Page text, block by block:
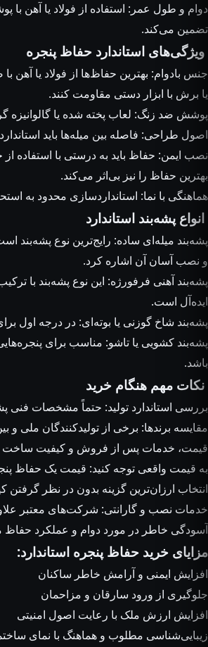
دوام و طول عمر: استفاده از فولاد یا آهن با
تضمین می‌کند.
ویژگی‌های استاندارد حفاظ پنجره
جنس بادوام: بهترین حفاظ‌ها از فولاد یا آهن
یا برش با ابزار دستی مقاومت کنند.
پوشش ضد زنگ: لعاب پخته شده یا
اصول طراحی: فاصله بین میله‌ها باید
نصب ایمن: حفاظ باید به درستی با استفاده
بهترین حفاظ را نیز بی‌اثر می‌کند.
هماهنگی با نما: استانداردسازی محدود به
انواع پشه‌بند استاندارد
پشه‌بند میله‌ای ساده: رایج‌ترین نوع
و نصب آسان آن اشاره کرد.
پشه‌بند آهنی فرفورژه: این نوع پشه‌بند با
ایده‌آل است.
پشه‌بند شاخ گوزنی یا بوته‌ای: در درجه اول
پشه‌بند کشویی یا تاشو: مناسب برای
باشد.
نکات مهم هنگام خرید
بررسی استاندارد تولید: حتماً مشخصات فنی
مقایسه برندها: برخی از تولیدکنندگان ملی و
قیمت، خدمات پس از فروش و کیفیت
به قیمت واقعی توجه کنید: قیمت یک حفاظ
انتخاب ارزان‌ترین گزینه بدون در نظر گرفتن
خدمات نصب و گارانتی: شرکت‌های معتبر
آسودگی خاطر در مورد دوام و عملکرد
مزایای خرید حفاظ پنجره استاندارد:
افزایش ایمنی و آرامش خاطر ساکنان
جلوگیری از ورود سارقان و مزاحمان
افزایش ارزش ملک با رعایت اصول امنیتی
زیبایی‌شناسی مطلوب و هماهنگ با نمای